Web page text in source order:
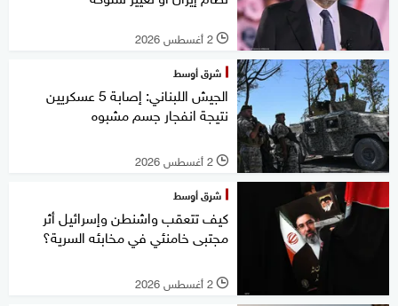
l 2 أغسطس 2026
شرق أوسط
الجيش اللبناني: إصابة 5 عسكريين
نتيجة انفجار جسم مشبوه
l 2 أغسطس 2026
شرق أوسط
كيف تتعقب واشنطن وإسرائيل أثر
مجتبى خامنئي في مخابئه السرية؟
l 2 أغسطس 2026